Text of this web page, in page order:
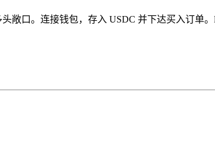
敞口。连接钱包，存入 USDC 并下达买入订单。